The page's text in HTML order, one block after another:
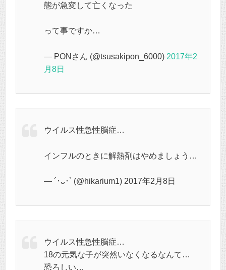
態が急変して亡くなった
って事ですか…
— PONさん (@tsusakipon_6000) 2017年2
月8日
ウイルス性急性脳症…
インフルのときに解熱剤はやめましょう…
— ´･ᴗ･` (@hikarium1) 2017年2月8日
ウイルス性急性脳症…
18の元気な子が突然いなくなるなんて…
恐ろしい…